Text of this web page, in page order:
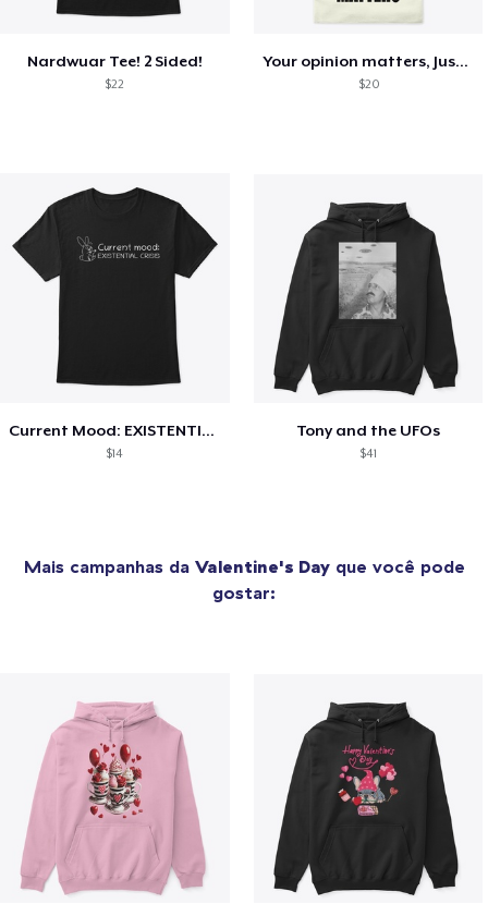
Nardwuar Tee! 2 Sided!
$22
Your opinion matters, Just not to me!
$20
Current Mood: EXISTENTIAL CRISIS
$14
Tony and the UFOs
$41
Mais campanhas da Valentine's Dayque você pode
gostar: